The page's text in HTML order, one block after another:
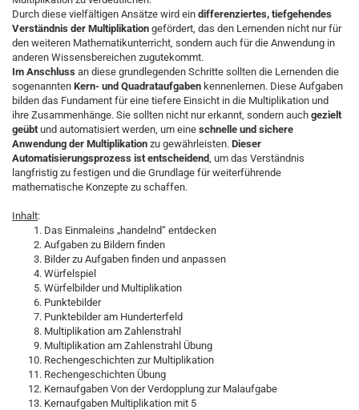
Durch diese vielfältigen Ansätze wird ein differenziertes, tiefgehendes
Verständnis der Multiplikation gefördert, das den Lernenden nicht nur für
den weiteren Mathematikunterricht, sondern auch für die Anwendung in
anderen Wissensbereichen zugutekommt.
Im Anschluss an diese grundlegenden Schritte sollten die Lernenden die
sogenannten Kern- und Quadrataufgaben kennenlernen. Diese Aufgaben
bilden das Fundament für eine tiefere Einsicht in die Multiplikation und
ihre Zusammenhänge. Sie sollten nicht nur erkannt, sondern auch gezielt
geübtund automatisiert werden, um eine schnelle und sichere
Anwendung der Multiplikation zu gewährleisten. Dieser
Automatisierungsprozess ist entscheidend, um das Verständnis
langfristig zu festigen und die Grundlage für weiterführende
mathematische Konzepte zu schaffen.
Inhalt:
Das Einmaleins „handelnd“ entdecken
Aufgaben zu Bildern finden
Bilder zu Aufgaben finden und anpassen
Würfelspiel
Würfelbilder und Multiplikation
Punktebilder
Punktebilder am Hunderterfeld
Multiplikation am Zahlenstrahl
Multiplikation am Zahlenstrahl Übung
Rechengeschichten zur Multiplikation
Rechengeschichten Übung
Kernaufgaben Von der Verdopplung zur Malaufgabe
Kernaufgaben Multiplikation mit 5